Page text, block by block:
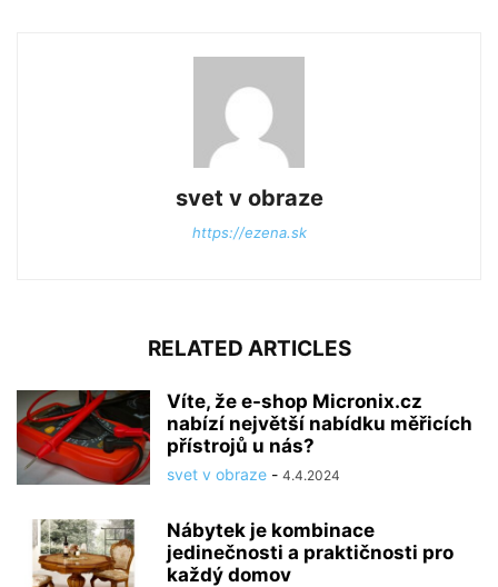
svet v obraze
https://ezena.sk
RELATED ARTICLES
Víte, že e-shop Micronix.cz
nabízí největší nabídku měřicích
přístrojů u nás?
svet v obraze - 4.4.2024
Nábytek je kombinace
jedinečnosti a praktičnosti pro
každý domov